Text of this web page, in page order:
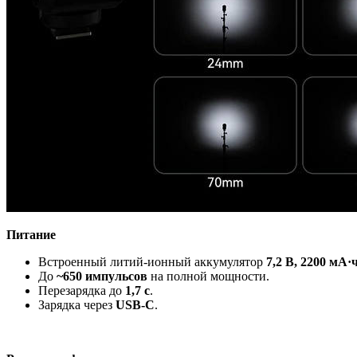
Питание
Встроенный литий-ионный аккумулятор 7,2 В, 2200
До ~650 импульсов на полной мощности.
Перезарядка до 1,7 с.
Зарядка через USB-C.